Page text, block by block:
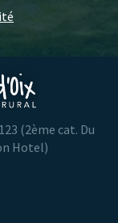
(2ème cat. Du
Hotel)